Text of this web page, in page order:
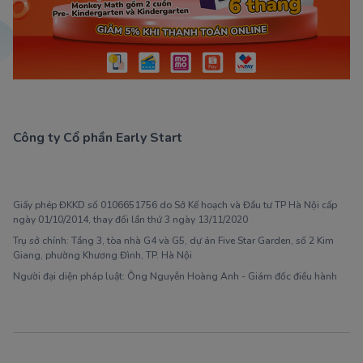
Công ty Cổ phần Early Start
Giấy phép ĐKKD số 0106651756 do Sở Kế hoạch và Đầu tư TP Hà Nội cấp
ngày 01/10/2014, thay đổi lần thứ 3 ngày 13/11/2020
Trụ sở chính: Tầng 3, tòa nhà G4 và G5, dự án Five Star Garden, số 2 Kim
Giang, phường Khương Đình, TP. Hà Nội
Người đại diện pháp luật: Ông Nguyễn Hoàng Anh - Giám đốc điều hành